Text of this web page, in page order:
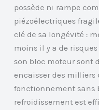
possède ni rampe
piézoélectriques
clé de sa longévité :
moins il y a de
son bloc moteur sont
encaisser des milliers
fonctionnement sans
refroidissement est